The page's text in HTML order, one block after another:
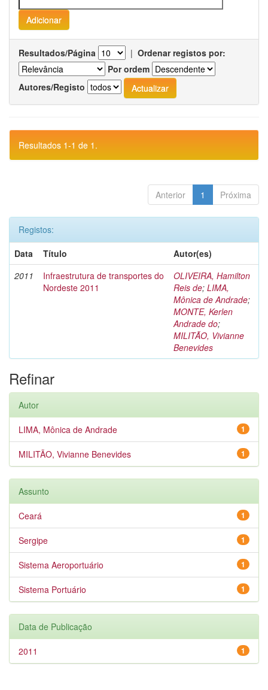
Resultados/Página | Ordenar registos por:
Por ordem
Autores/Registo
Resultados 1-1 de 1.
Anterior 1 Próxima
Registos:
Data
Título
Autor(es)
2011
Infraestrutura de transportes do
Nordeste 2011
OLIVEIRA, Hamilton
Reis de; LIMA,
Mônica de Andrade;
MONTE, Kerlen
Andrade do;
MILITÃO, Vivianne
Benevides
Refinar
Autor
1
LIMA, Mônica de Andrade
1
MILITÃO, Vivianne Benevides
Assunto
1
Ceará
1
Sergipe
1
Sistema Aeroportuário
1
Sistema Portuário
Data de Publicação
1
2011